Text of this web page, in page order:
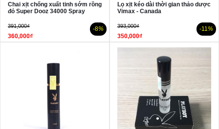
Chai xịt chống xuất tinh sớm rồng
đỏ Super Dooz 34000 Spray
391,000₫
360,000₫
-8%
Lọ xịt kéo dài thời gian thảo dược
Vimax - Canada
393,000₫
350,000₫
-11 %